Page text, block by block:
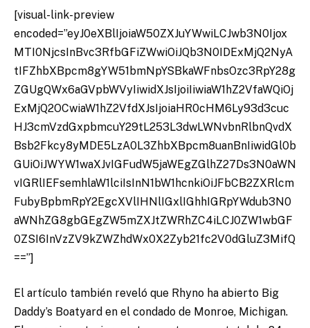
[visual-link-preview
encoded=”eyJ0eXBlIjoiaW50ZXJuYWwiLCJwb3N0Ijox
MTI0NjcsInBvc3RfbGFiZWwiOiJQb3N0IDExMjQ2NyA
tIFZhbXBpcm8gYW51bmNpYSBkaWFnbsOzc3RpY28g
ZGUgQWx6aGVpbWVyIiwidXJsIjoiIiwiaW1hZ2VfaWQiOj
ExMjQ2OCwiaW1hZ2VfdXJsIjoiaHR0cHM6Ly93d3cuc
HJ3cmVzdGxpbmcuY29tL253L3dwLWNvbnRlbnQvdX
Bsb2Fkcy8yMDE5LzA0L3ZhbXBpcm8uanBnIiwidGl0b
GUiOiJWYW1waXJvIGFudW5jaWEgZGlhZ27Ds3N0aWN
vIGRlIEFsemhlaW1lciIsInN1bW1hcnkiOiJFbCB2ZXRlcm
FubyBpbmRpY2EgcXVlIHNlIGxlIGhhIGRpYWdub3N0
aWNhZG8gbGEgZW5mZXJtZWRhZC4iLCJ0ZW1wbGF
0ZSI6InVzZV9kZWZhdWx0X2Zyb21fc2V0dGluZ3MifQ
==”]
El artículo también reveló que Rhyno ha abierto Big
Daddy’s Boatyard en el condado de Monroe, Michigan.